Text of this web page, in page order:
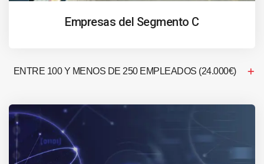
Empresas del Segmento C
ENTRE 100 Y MENOS DE 250 EMPLEADOS (24.000€)